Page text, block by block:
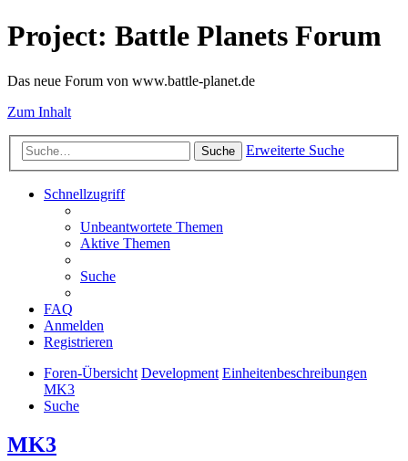
Project: Battle Planets Forum
Das neue Forum von www.battle-planet.de
Zum Inhalt
Suche Erweiterte Suche
Schnellzugriff
Unbeantwortete Themen
Aktive Themen
Suche
FAQ
Anmelden
Registrieren
Foren-Übersicht Development Einheitenbeschreibungen
MK3
Suche
MK3